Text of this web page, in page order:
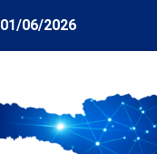
01/06/2026